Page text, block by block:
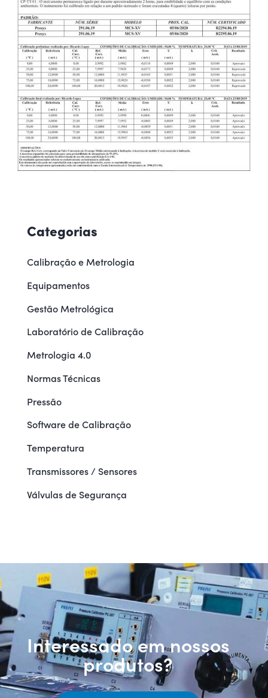
Categorias
Calibração e Metrologia
Equipamentos
Gestão Metrológica
Laboratório de Calibração
Metrologia 4.0
Normas Técnicas
Pressão
Software de Calibração
Temperatura
Transmissores / Sensores
Válvulas de Segurança
Interessado em nossos
produtos?